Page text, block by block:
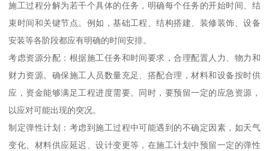
施工过程分解为若干个具体的任务，明确每个任务的开始时间、结
束时间和关键节点。例如，基础工程、结构搭建、装修装饰、设备
安装等各阶段都应有明确的时间安排。
考虑资源分配：根据施工任务和时间要求，合理配置人力、物力和
财力资源。确保施工人员数量充足、搭配合理，材料和设备按时供
应，资金能够满足工程进度需要。同时，要预留一定的应急资源，
以应对可能出现的突况。
制定弹性计划：考虑到施工过程中可能遇到的不确定因素，如天气
变化、材料供应延迟、设计变更等，在施工计划中预留一定的弹性